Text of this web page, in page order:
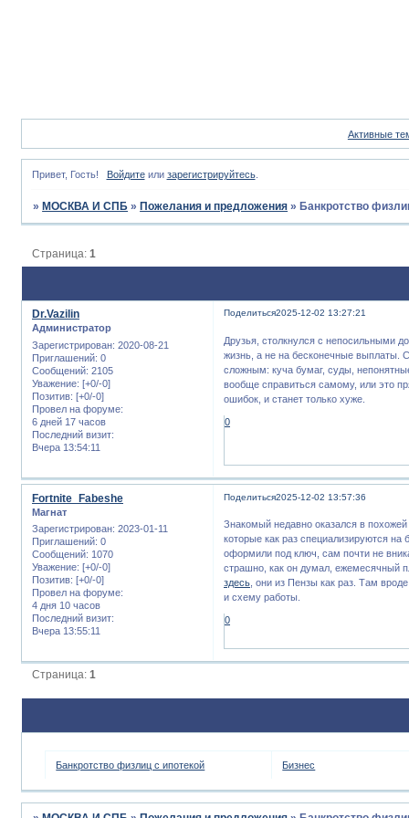
Активные
Привет, Гость! Войдитеили зарегистрируйтесь.
» МОСКВА И СПБ » Пожелания и предложения » Банкротство
Страница:1
Поделиться2025-12-02 13:27:21
Dr.Vazilin
Администратор
Зарегистрирован: 2020-08-21
Приглашений: 0
Сообщений: 2105
Уважение: [+0/-0]
Позитив: [+0/-0]
Провел на форуме:
6 дней 17 часов
Последний визит:
Вчера 13:54:11
Друзья, столкнулся с непосильными
жизнь, а не на бесконечные выплаты.
сложным: куча бумаг, суды,
вообще справиться самому, или это
ошибок, и станет только хуже.
0
Поделиться2025-12-02 13:57:36
Fortnite_Fabeshe
Магнат
Зарегистрирован: 2023-01-11
Приглашений: 0
Сообщений: 1070
Уважение: [+0/-0]
Позитив: [+0/-0]
Провел на форуме:
4 дня 10 часов
Последний визит:
Вчера 13:55:11
Знакомый недавно оказался в
которые как раз специализируются
оформили под ключ, сам почти не
страшно, как он думал, ежемесячный
здесь , они из Пензы как раз. Там
и схему работы.
0
Страница:1
Банкротство физлиц с ипотекой Бизнес